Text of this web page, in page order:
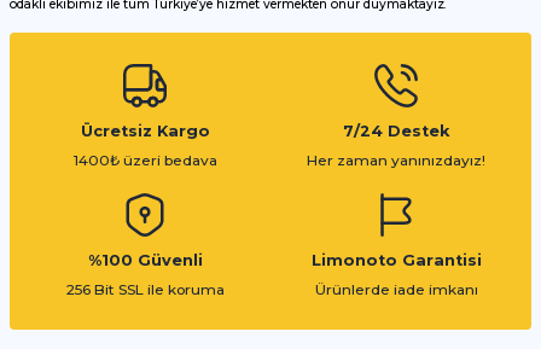
odaklı ekibimiz ile tüm Türkiye’ye hizmet vermekten onur duymaktayız.
Ücretsiz Kargo
1400₺ üzeri bedava
7/24 Destek
Her zaman yanınızdayız!
%100 Güvenli
256 Bit SSL ile koruma
Limonoto Garantisi
Ürünlerde iade imkanı